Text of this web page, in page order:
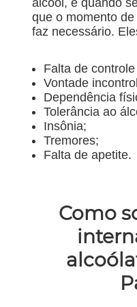
que o momento
faz necessário.
Falta de
Vontade
Dependência
Tolerância ao
Insônia;
Tremores;
Falta de apetite.
Como